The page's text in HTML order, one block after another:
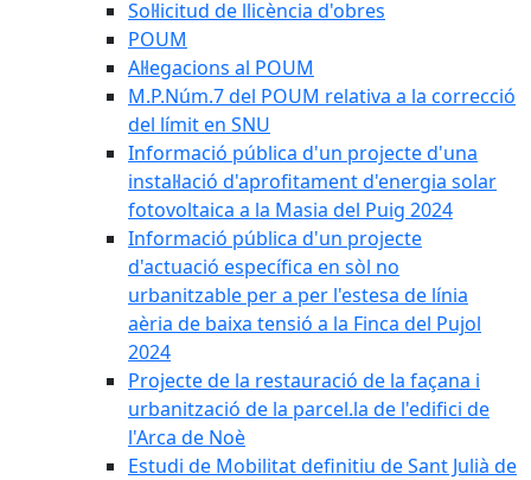
Sol·licitud de llicència d'obres
POUM
Al·legacions al POUM
M.P.Núm.7 del POUM relativa a la correcció
del límit en SNU
Informació pública d'un projecte d'una
instal·lació d'aprofitament d'energia solar
fotovoltaica a la Masia del Puig 2024
Informació pública d'un projecte
d'actuació específica en sòl no
urbanitzable per a per l'estesa de línia
aèria de baixa tensió a la Finca del Pujol
2024
Projecte de la restauració de la façana i
urbanització de la parcel.la de l'edifici de
l'Arca de Noè
Estudi de Mobilitat definitiu de Sant Julià de